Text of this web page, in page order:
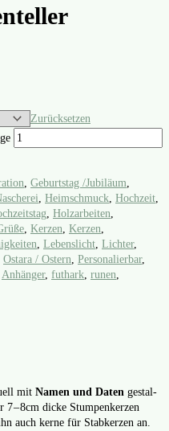
Zurücksetzen
, Geburtstag /Jubiläum,
, Heimschmuck, Hochzeit,
, Holzarbeiten,
, Kerzen, Kerzen,
, Lebenslicht, Lichter,
Ostara / Ostern, Personalierbar,
Anhänger, futhark, runen,
mit Namen und Daten gestal­
– 8cm dicke Stum­pen­ker­zen
auch ker­ne für Stab­ker­zen an.